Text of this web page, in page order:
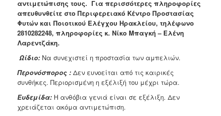
Προγράμματα
Προσχολική
Αγωγή
Κοιμητήρια
Οικογένειας
αντιμετώπισης τους. Για περισσότερες πληροφορίες
απευθυνθείτε στο Περιφερειακό Κέντρο Προστασίας
Φυτών και Ποιοτικού Ελέγχου Ηρακλείου, τηλέφωνο
2810282248, πληροφορίες κ. Νίκο Μπαγκή – Ελένη
Λαρεντζάκη.
Ωίδιο: Να συνεχιστεί η προστασία των αμπελιών.
Περονόσπορος : Δεν ευνοείται από τις καιρικές
συνθήκες. Περιορισμένη η εξέλιξή του μέχρι τώρα.
Ευδεμίδα: Η ανθόβια γενιά είναι σε εξέλιξη. Δεν
χρειάζεται ακόμα αντιμετώπιση.